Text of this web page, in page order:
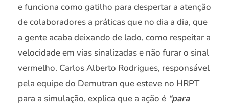
e funciona como gatilho para despertar a atenção
de colaboradores a práticas que no dia a dia, que
a gente acaba deixando de lado, como respeitar a
velocidade em vias sinalizadas e não furar o sinal
vermelho. Carlos Alberto Rodrigues, responsável
pela equipe do Demutran que esteve no HRPT
para a simulação, explica que a ação é “para